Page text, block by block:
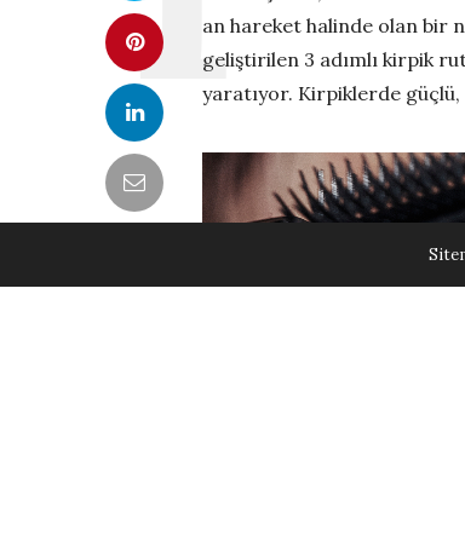
an hareket halinde olan bir
geliştirilen 3 adımlı kirpik
yaratıyor. Kirpiklerde güçlü,